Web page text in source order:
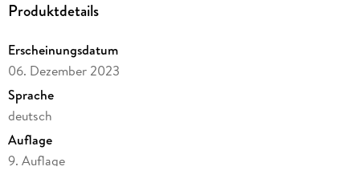
Perspektive und 3D-Live-Effekte
Austausch, Weiterverarbeitung, Druck
Inhaltsverzeichnis
Produktdetails
Erscheinungsdatum
06. Dezember 2023
Sprache
deutsch
Auflage
9. Auflage